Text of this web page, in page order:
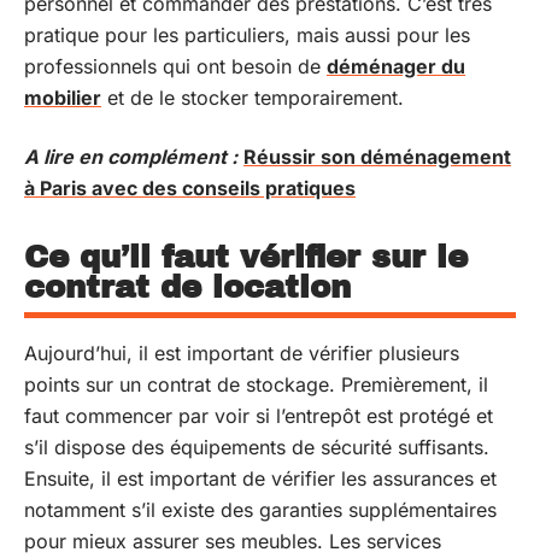
pratique pour les particuliers, mais aussi pour les
professionnels qui ont besoin de déménager du
mobilier et de le stocker temporairement.
A lire en complément : Réussir son déménagement
à Paris avec des conseils pratiques
Ce qu’il faut vérifier sur le
contrat de location
Aujourd’hui, il est important de vérifier plusieurs
points sur un contrat de stockage. Premièrement, il
faut commencer par voir si l’entrepôt est protégé et
s’il dispose des équipements de sécurité suffisants.
Ensuite, il est important de vérifier les assurances et
notamment s’il existe des garanties supplémentaires
pour mieux assurer ses meubles. Les services